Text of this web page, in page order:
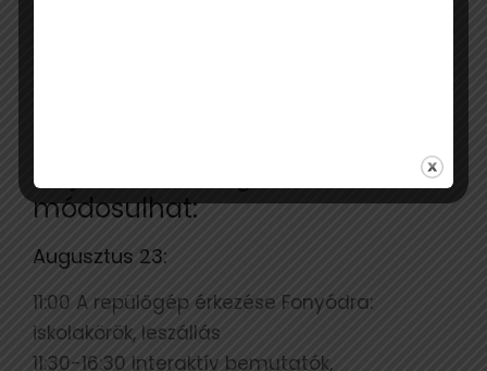
időjárásnak megfelelően
módosulhat:
Augusztus 23:
11:00 A repülőgép érkezése Fonyódra:
iskolakörök, leszállás
11:30-16:30 Interaktív bemutatók,